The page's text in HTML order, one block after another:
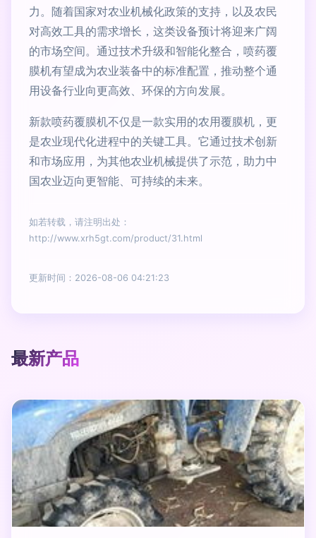
力。随着国家对农业机械化政策的支持，以及农民
对高效工具的需求增长，这类设备预计将迎来广阔
的市场空间。通过技术升级和智能化整合，喷药覆
膜机有望成为农业装备中的标准配置，推动整个通
用设备行业向更高效、环保的方向发展。
新款喷药覆膜机不仅是一款实用的农用覆膜机，更
是农业现代化进程中的关键工具。它通过技术创新
和市场应用，为其他农业机械提供了示范，助力中
国农业迈向更智能、可持续的未来。
如若转载，请注明出处：
http://www.xrh5gt.com/product/31.html
更新时间：2026-08-06 04:21:23
最新产品